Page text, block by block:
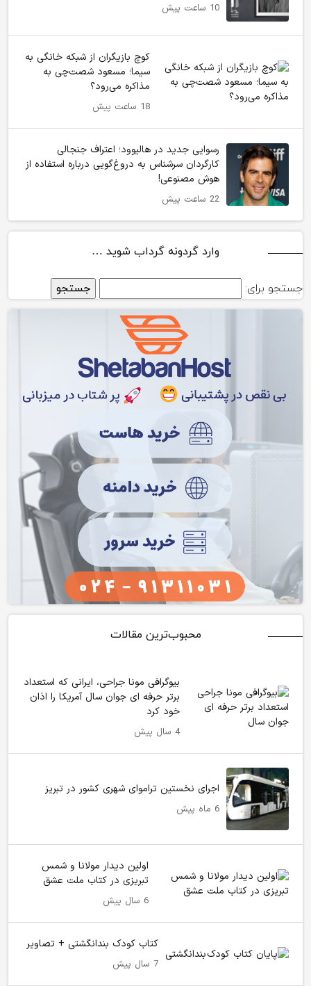
محبوب‌ترین مقالات
بیوگرافی مونا جراحی، ایرانی که استعداد
برتر حرفه ای جوان سال آمریکا را اذان
خود کرد
4 سال پیش
اجرای نخستین تراموای شهری کشور در تبریز
6 ماه پیش
اولین دیدار مولانا و شمس
تبریزی در کتاب ملت عشق
6 سال پیش
کتاب کودک بندانگشتی + تصاویر
7 سال پیش
10 ساعت پیش
کوچ بازیگران از شبکه خانگی به
سیما؛ مسعود شصت‌چی به
مذاکره می‌رود؟
18 ساعت پیش
رسوایی جدید در هالیوود؛ اعتراف جنجالی
کارگردان سرشناس به دروغ‌گویی درباره استفاده از
هوش مصنوعی!
22 ساعت پیش
وارد گردونه گرداب شوید …
جستجو برای: